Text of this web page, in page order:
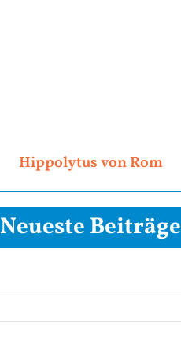
Hippolytus von Rom
Neueste Beiträge